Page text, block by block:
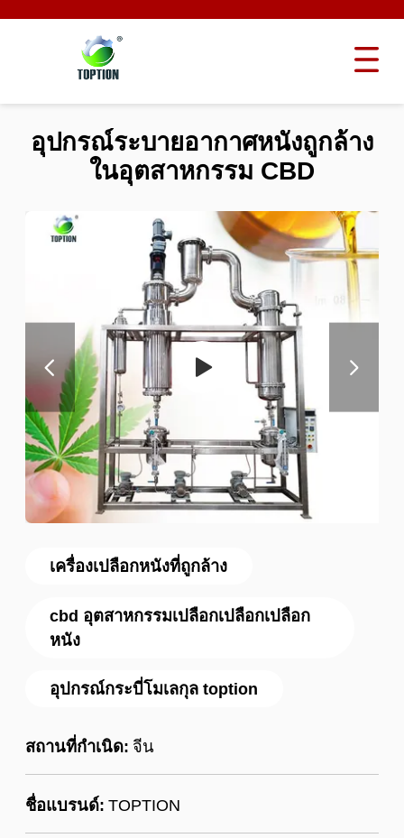
เครื่องเปลือกหนังที่ถูกล้าง
cbd อุตสาหกรรมเปลือกเปลือกเปลือก
หนัง
อุปกรณ์กระบี่โมเลกุล toption
สถานที่กำเนิด: จีน
ชื่อแบรนด์: TOPTION
อุปกรณ์ระบายอากาศหนังถูกล้าง
ในอุตสาหกรรม CBD